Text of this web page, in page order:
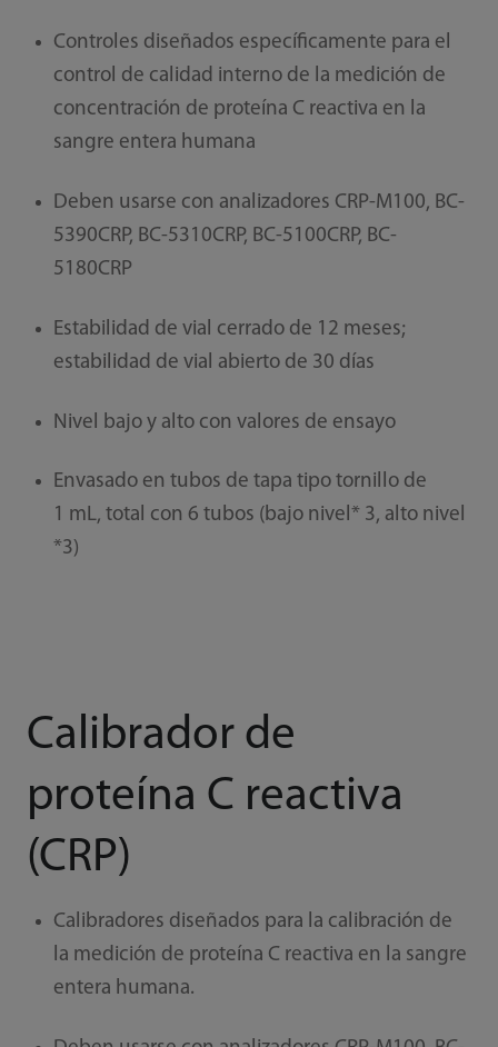
Controles diseñados específicamente para el
control de calidad interno de la medición de
concentración de proteína C reactiva en la
sangre entera humana
Deben usarse con analizadores CRP-M100, BC-
5390CRP, BC-5310CRP, BC-5100CRP, BC-
5180CRP
Estabilidad de vial cerrado de 12 meses;
estabilidad de vial abierto de 30 días
Nivel bajo y alto con valores de ensayo
Envasado en tubos de tapa tipo tornillo de
1 mL, total con 6 tubos (bajo nivel* 3, alto nivel
*3)
Calibrador de
proteína C reactiva
(CRP)
Calibradores diseñados para la calibración de
la medición de proteína C reactiva en la sangre
entera humana.